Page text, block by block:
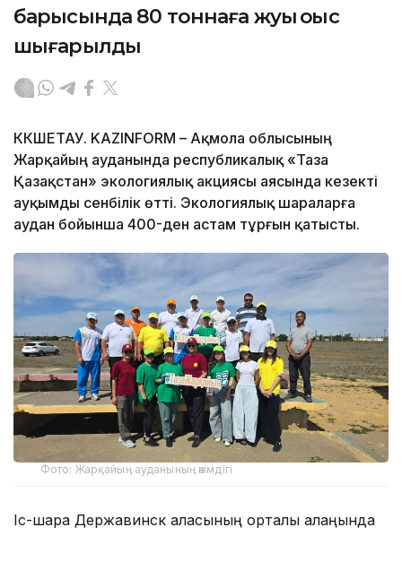
барысында 80 тоннаға жуық қоқыс
шығарылды
КӨКШЕТАУ. KAZINFORM – Ақмола облысының
Жарқайың ауданында республикалық «Таза
Қазақстан» экологиялық акциясы аясында кезекті
ауқымды сенбілік өтті. Экологиялық шараларға
аудан бойынша 400-ден астам тұрғын қатысты.
Фото: Жарқайың ауданының әкімдігі
Іс-шара Державинск қаласының орталық алаңында